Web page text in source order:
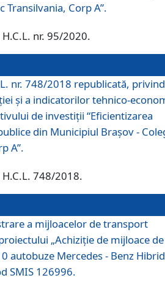
Transilvania, Corp A”.
H.C.L. nr. 95/2020.
nr. 748/2018 republicată, privind
și a indicatorilor tehnico-
de investiții “Eficientizarea
din Municipiul Brașov -
A”.
H.C.L. 748/2018.
a mijloacelor de transport
„Achiziţie de mijloace de
autobuze Mercedes - Benz Hibrid
SMIS 126996.